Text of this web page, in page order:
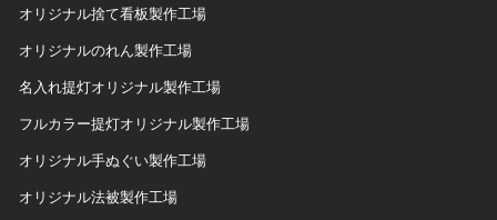
オリジナル捨て看板製作工場
オリジナルのれん製作工場
名入れ提灯オリジナル製作工場
フルカラー提灯オリジナル製作工場
オリジナル手ぬぐい製作工場
オリジナル法被製作工場